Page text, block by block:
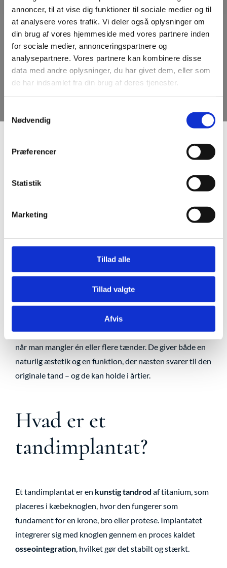
annoncer, til at vise dig funktioner til sociale medier og til
at analysere vores trafik. Vi deler også oplysninger om
din brug af vores hjemmeside med vores partnere inden
for sociale medier, annonceringspartnere og
analysepartnere. Vores partnere kan kombinere disse
data med andre oplysninger, du har givet dem, eller som
de har indsamlet fra din brug af deres tjenester.
Nødvendig
Præferencer
Statistik
Marketing
Tillad alle
Tillad valgte
Afvis
Tandimplantater er i dag den mest avancerede løsning,
når man mangler én eller flere tænder. De giver både en
naturlig æstetik og en funktion, der næsten svarer til den
originale tand – og de kan holde i årtier.
Hvad er et
tandimplantat?
Et tandimplantat er en kunstig tandrod af titanium, som
placeres i kæbeknoglen, hvor den fungerer som
fundament for en krone, bro eller protese. Implantatet
integrerer sig med knoglen gennem en proces kaldet
osseointegration, hvilket gør det stabilt og stærkt.